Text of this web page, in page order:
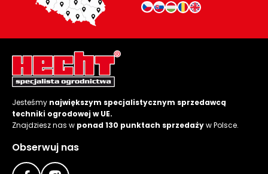
Jesteśmy największym specjalistycznym sprzedawcą
techniki ogrodowej w UE.
Znajdziesz nas w ponad 130 punktach sprzedażyw Polsce.
Obserwuj nas